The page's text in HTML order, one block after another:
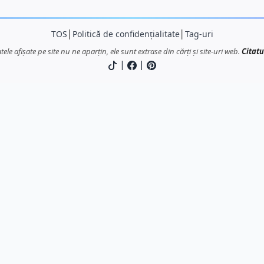
TOS Politică de confidențialitate│ Tag-uri
afișate pe site nu ne aparțin, ele sunt extrase din cărți și site-uri web.
| |